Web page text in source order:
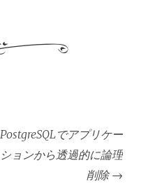
PostgreSQLでアプリケー
ションから透過的に論理
削除 →